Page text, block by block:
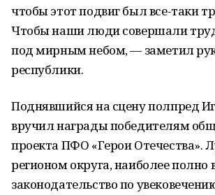
чтобы этот подвиг был все-таки
Чтобы наши люди совершали
под мирным небом, — заметил
республики.
Поднявшийся на сцену полпред
вручил награды победителям
проекта ПФО «Герои Отечества».
регионом округа, наиболее
законодательство по